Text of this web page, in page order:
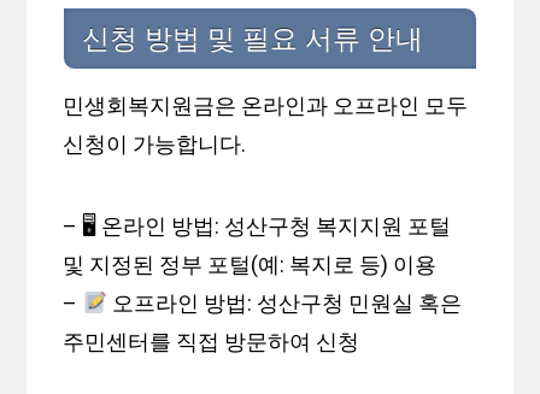
신청 방법 및 필요 서류 안내
민생회복지원금은 온라인과 오프라인 모두
신청이 가능합니다.
– 🖥 온라인 방법: 성산구청 복지지원 포털
및 지정된 정부 포털(예: 복지로 등) 이용
–
오프라인 방법: 성산구청 민원실 혹은
주민센터를 직접 방문하여 신청